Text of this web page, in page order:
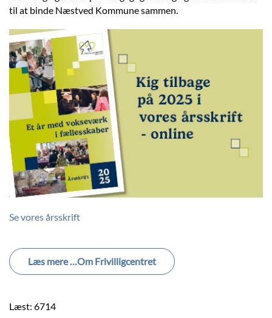
til at binde Næstved Kommune sammen.
Se vores årsskrift
Læs mere …Om Frivilligcentret
Læst: 6714